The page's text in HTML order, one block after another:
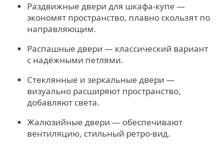
Раздвижные двери для шкафа‑купе —
экономят пространство, плавно скользят по
направляющим.
Распашные двери — классический вариант
с надёжными петлями.
Стеклянные и зеркальные двери —
визуально расширяют пространство,
добавляют света.
Жалюзийные двери — обеспечивают
вентиляцию, стильный ретро‑вид.